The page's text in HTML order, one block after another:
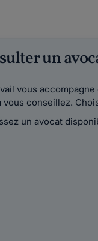
un
vous
vous conseillez.
un avocat